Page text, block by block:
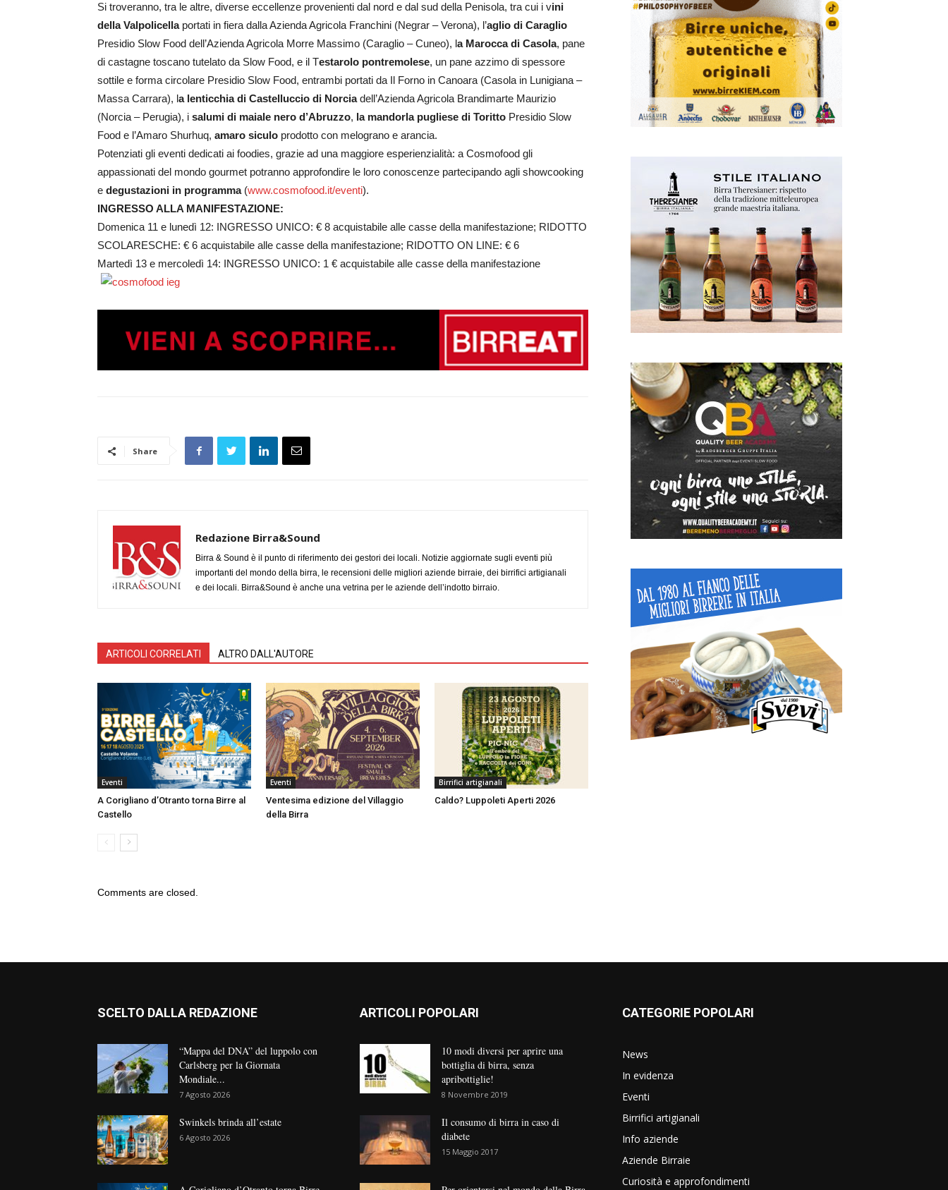
Si troveranno, tra le altre, diverse eccellenze provenienti dal nord e dal sud della Penisola, tra cui i vini
della Valpolicellaportati in fiera dalla Azienda Agricola Franchini (Negrar – Verona), l’aglio di Caraglio
Presidio Slow Food dell’Azienda Agricola Morre Massimo (Caraglio – Cuneo), la Marocca di Casola, pane
di castagne toscano tutelato da Slow Food, e il Testarolo pontremolese, un pane azzimo di spessore
sottile e forma circolare Presidio Slow Food, entrambi portati da Il Forno in Canoara (Casola in Lunigiana –
Massa Carrara), la lenticchia di Castelluccio di Norciadell’Azienda Agricola Brandimarte Maurizio
(Norcia – Perugia), i salumi di maiale nero d’Abruzzo, la mandorla pugliese di Toritto Presidio Slow
Food e l’Amaro Shurhuq, amaro siculo prodotto con melograno e arancia.
Potenziati gli eventi dedicati ai foodies, grazie ad una maggiore esperienzialità: a Cosmofood gli
appassionati del mondo gourmet potranno approfondire le loro conoscenze partecipando agli showcooking
e degustazioni in programma(www.cosmofood.it/eventi).
INGRESSO ALLA MANIFESTAZIONE:
Domenica 11 e lunedì 12: INGRESSO UNICO: € 8 acquistabile alle casse della manifestazione; RIDOTTO
SCOLARESCHE: € 6 acquistabile alle casse della manifestazione; RIDOTTO ON LINE: € 6
Martedì 13 e mercoledì 14: INGRESSO UNICO: 1 € acquistabile alle casse della manifestazione
Share
Redazione Birra&Sound
Birra & Sound è il punto di riferimento dei gestori dei locali. Notizie aggiornate sugli eventi più
importanti del mondo della birra, le recensioni delle migliori aziende birraie, dei birrifici artigianali
e dei locali. Birra&Sound è anche una vetrina per le aziende dell’indotto birraio.
ARTICOLI CORRELATI ALTRO DALL'AUTORE
Eventi
A Corigliano d’Otranto torna Birre al
Castello
Eventi
Ventesima edizione del Villaggio
della Birra
Birrifici artigianali
Caldo? Luppoleti Aperti 2026
Comments are closed.
SCELTO DALLA REDAZIONE
“Mappa del DNA” del luppolo con
Carlsberg per la Giornata
Mondiale...
7 Agosto 2026
Swinkels brinda all’estate
6 Agosto 2026
ARTICOLI POPOLARI
10 modi diversi per aprire una
bottiglia di birra, senza
apribottiglie!
8 Novembre 2019
Il consumo di birra in caso di
diabete
15 Maggio 2017
CATEGORIE POPOLARI
News
In evidenza
Eventi
Birrifici artigianali
Info aziende
Aziende Birraie
Curiosità e approfondimenti